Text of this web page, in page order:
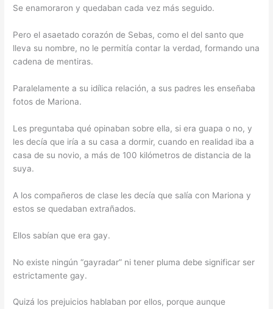
Se enamoraron y quedaban cada vez más seguido.
Pero el asaetado corazón de Sebas, como el del santo que
lleva su nombre, no le permitía contar la verdad, formando una
cadena de mentiras.
Paralelamente a su idílica relación, a sus padres les enseñaba
fotos de Mariona.
Les preguntaba qué opinaban sobre ella, si era guapa o no, y
les decía que iría a su casa a dormir, cuando en realidad iba a
casa de su novio, a más de 100 kilómetros de distancia de la
suya.
A los compañeros de clase les decía que salía con Mariona y
estos se quedaban extrañados.
Ellos sabían que era gay.
No existe ningún “gayradar” ni tener pluma debe significar ser
estrictamente gay.
Quizá los prejuicios hablaban por ellos, porque aunque